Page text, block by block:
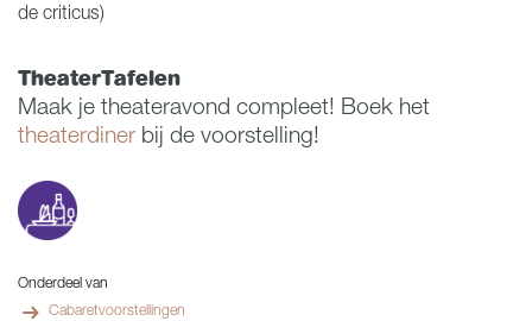
de criticus)
TheaterTafelen
Maak je theateravond compleet! Boek het
theaterdiner bij de voorstelling!
Onderdeel van
Cabaretvoorstellingen